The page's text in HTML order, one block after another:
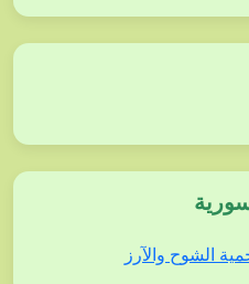
الشوح والآرز